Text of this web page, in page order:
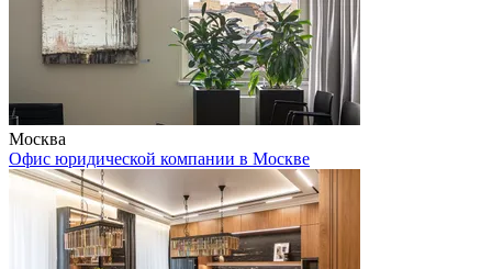
Москва
Офис юридической компании в Москве